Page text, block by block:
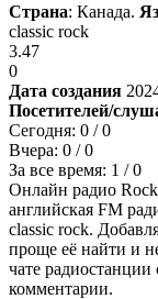
Страна: Канада.
classic rock
3.47
0
Дата создания
Посетителей/
Сегодня: 0 / 0
Вчера: 0 / 0
За все время: 1 / 0
Онлайн радио
английская FM
classic rock.
проще её найти и
чате
комментарии.